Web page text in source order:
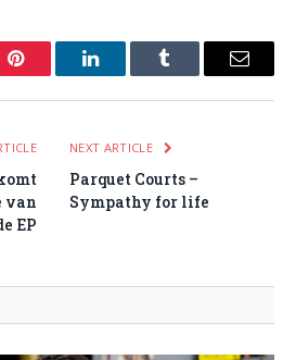
Pinterest LinkedInTumblr Email
van
EP
NEXT ARTICLE
Parquet Courts –
Sympathy for life